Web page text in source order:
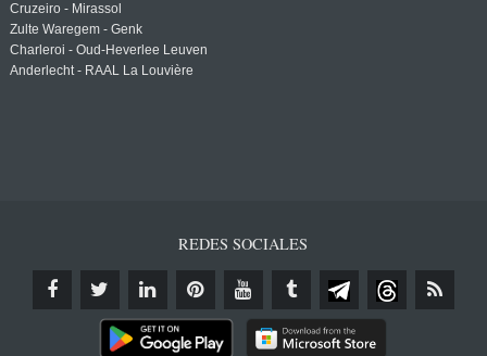
Cruzeiro - Mirassol
Zulte Waregem - Genk
Charleroi - Oud-Heverlee Leuven
Anderlecht - RAAL La Louvière
REDES SOCIALES